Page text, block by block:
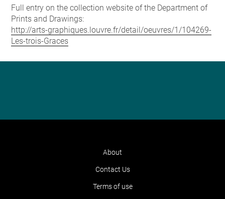
Full entry on the collection website of the Department of
Prints and Drawings:
http://arts-graphiques.louvre.fr/detail/oeuvres/1/104269-
Les-trois-Graces
About
Contact Us
Terms of use